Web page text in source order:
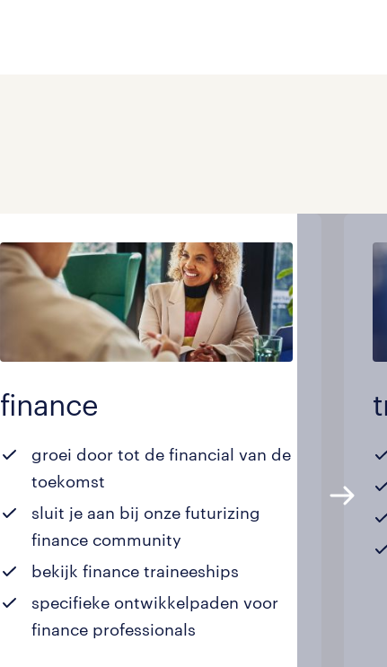
finance
groei door tot de financial van de
toekomst
sluit je aan bij onze futurizing
finance community
bekijk finance traineeships
specifieke ontwikkelpaden voor
finance professionals